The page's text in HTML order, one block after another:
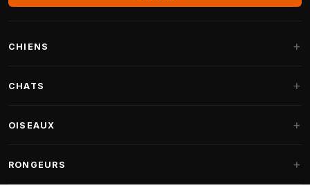
CHIENS
Paniers Fantail
CHATS
Arbres à chat Maine Coon
OISEAUX
Nourriture oiseaux d'intérieur
RONGEURS